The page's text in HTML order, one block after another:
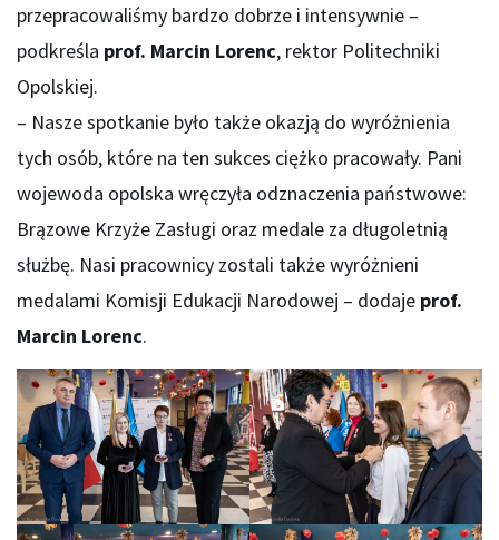
przepracowaliśmy bardzo dobrze i intensywnie –
podkreśla prof. Marcin Lorenc, rektor Politechniki
Opolskiej.
– Nasze spotkanie było także okazją do wyróżnienia
tych osób, które na ten sukces ciężko pracowały. Pani
wojewoda opolska wręczyła odznaczenia państwowe:
Brązowe Krzyże Zasługi oraz medale za długoletnią
służbę. Nasi pracownicy zostali także wyróżnieni
medalami Komisji Edukacji Narodowej – dodaje prof.
Marcin Lorenc.